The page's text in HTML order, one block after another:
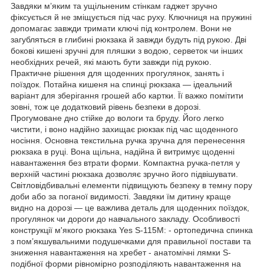
Завдяки м’яким та ущільненим стінкам гаджет зручно
фіксується й не зміщується під час руху. Ключниця на пружині
допомагає завжди тримати ключі під контролем. Вони не
загубляться в глибині рюкзака й завжди будуть під рукою. Дві
бокові кишені зручні для пляшки з водою, серветок чи інших
необхідних речей, які мають бути завжди під рукою.
Практичне рішення для щоденних прогулянок, занять і
поїздок. Потайна кишеня на спинці рюкзака — ідеальний
варіант для зберігання грошей або картки. Її важко помітити
зовні, тож це додатковий рівень безпеки в дорозі.
Прогумоване дно стійке до вологи та бруду. Його легко
чистити, і воно надійно захищає рюкзак під час щоденного
носіння. Основна текстильна ручка зручна для перенесення
рюкзака в руці. Вона щільна, надійна й витримує щоденні
навантаження без втрати форми. Компактна ручка-петля у
верхній частині рюкзака дозволяє зручно його підвішувати.
Світловідбивальні елементи підвищують безпеку в темну пору
доби або за поганої видимості. Завдяки їм дитину краще
видно на дорозі — це важлива деталь для щоденних поїздок,
прогулянок чи дороги до навчального закладу. Особливості
конструкції м'якого рюкзака Yes S-115М: - ортопедична спинка
з пом’якшувальними подушечками для правильної постави та
зниження навантаження на хребет - анатомічні лямки S-
подібної форми рівномірно розподіляють навантаження на